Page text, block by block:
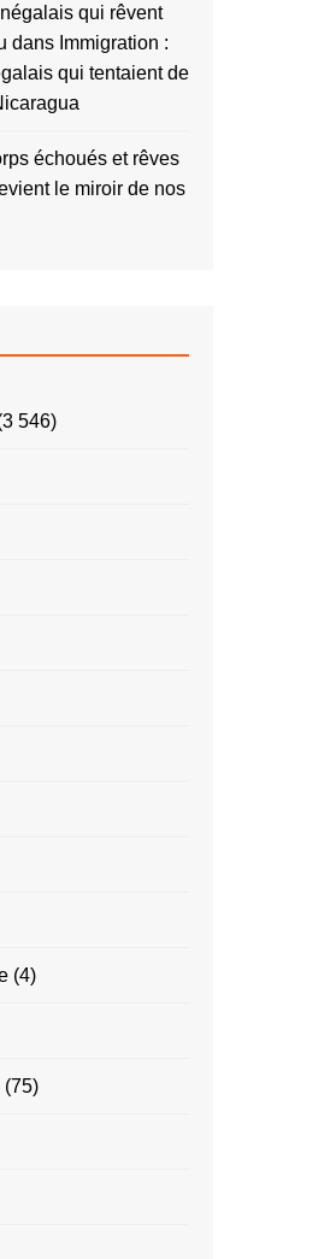
qui rêvent
dans Immigration :
qui tentaient de
échoués et rêves
le miroir de nos
546)
(4)
(75)